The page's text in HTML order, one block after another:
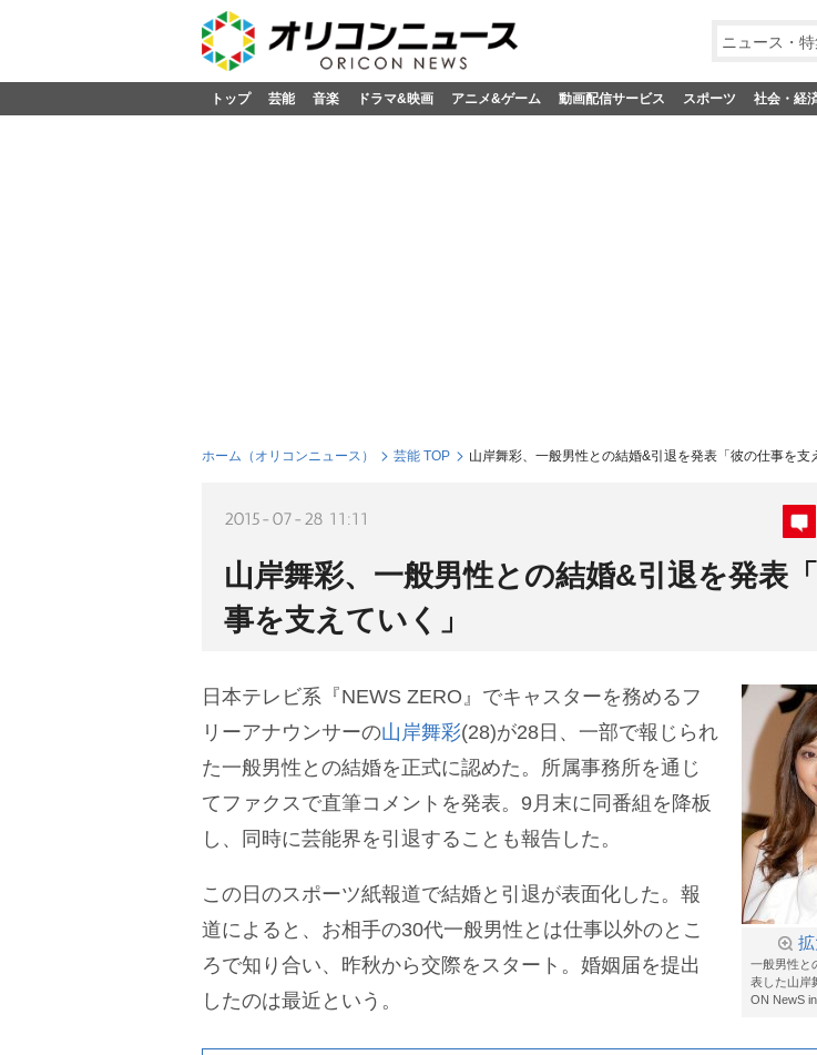
ニュース・
トップ 芸能 音楽 ドラマ&映画 アニメ&ゲーム 動画配信サービス スポーツ 社会・経
ホーム（オリコンニュース） 芸能 TOP 山岸舞彩、一般男性との結婚&引退を発表「彼の仕事を支
2015-07-28 11:11
山岸舞彩、一般男性との結婚&引退を発表
事を支えていく」
一般男性と
表した山岸
ON NewS
日本テレビ系『NEWS ZERO』でキャスターを務めるフ
リーアナウンサーの山岸舞彩(28)が28日、一部で報じられ
た一般男性との結婚を正式に認めた。所属事務所を通じ
てファクスで直筆コメントを発表。9月末に同番組を降板
し、同時に芸能界を引退することも報告した。
この日のスポーツ紙報道で結婚と引退が表面化した。報
道によると、お相手の30代一般男性とは仕事以外のとこ
ろで知り合い、昨秋から交際をスタート。婚姻届を提出
したのは最近という。